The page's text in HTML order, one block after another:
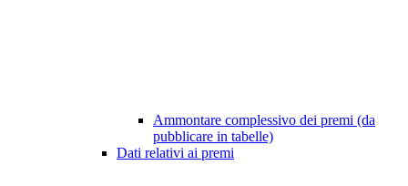
Ammontare complessivo dei premi (da
pubblicare in tabelle)
Dati relativi ai premi